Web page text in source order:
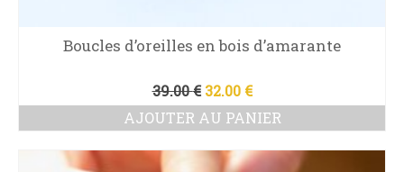
Boucles d’oreilles en bois d’amarante
39.00€ Le
prix
initial
39.00 €.
32.00 €Le
prix
actuel
32.00 €.
AJOUTER AU PANIER